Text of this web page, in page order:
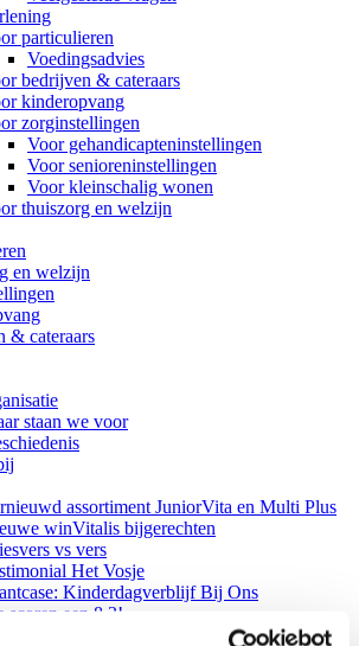
particulieren
Voedingsadvies
bedrijven & cateraars
kinderopvang
zorginstellingen
Voor gehandicapteninstellingen
Voor senioreninstellingen
Voor kleinschalig wonen
thuiszorg en welzijn
en welzijn
& cateraars
staan we voor
assortiment JuniorVita en Multi Plus
winVitalis bijgerechten
vs vers
Het Vosje
Kinderdagverblijf Bij Ons
scoren een 8,3!
webshop voor particulieren